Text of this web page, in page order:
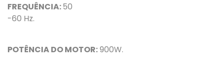
FREQUÊNCIA:50
-60 Hz.
POTÊNCIA DO MOTOR:900W.